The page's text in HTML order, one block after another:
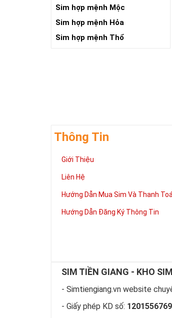
Sim hợp mệnh Mộc
Sim hợp mệnh Hỏa
Sim hợp mệnh Thổ
Thông Tin
Giới Thiệu
Liên Hệ
Hướng Dẫn Mua Sim Và Thanh
Hướng Dẫn Đăng Ký Thông Tin
SIM TIỀN GIANG - KHO
- Simtiengiang.vn website
- Giấy phép KD số: 1201556769